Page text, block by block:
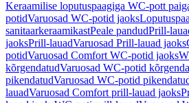
Keraamilise loputuspaagiga WC-pott
potidVaruosad WC-potid jaoks
sanitaarkeraamikastPeale pandudPrill-
jaoksPrill-lauadVaruosad Prill-lauad jaoks
potidVaruosad Comfort WC-potid jaoks
kõrgendatudVaruosad WC-potid
pikendatudVaruosad WC-potid
lauadVaruosad Comfort prill-lauad jaoks